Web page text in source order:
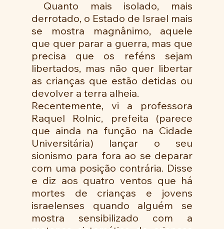
derrotado, o Estado de Israel mais
se mostra magnânimo, aquele
que quer parar a guerra, mas que
precisa que os reféns sejam
libertados, mas não quer libertar
as crianças que estão detidas ou
devolver a terra alheia.
Recentemente, vi a professora
Raquel Rolnic, prefeita (parece
que ainda na função na Cidade
Universitária) lançar o seu
sionismo para fora ao se deparar
com uma posição contrária. Disse
e diz aos quatro ventos que há
mortes de crianças e jovens
israelenses quando alguém se
mostra sensibilizado com a